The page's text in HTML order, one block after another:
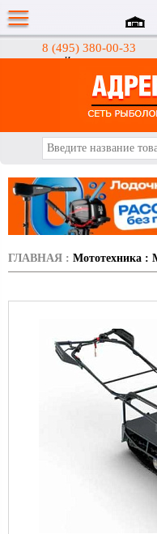
8 (495) 380-00-33
Интернет-магазин
ГЛАВНАЯ : Мототехника :